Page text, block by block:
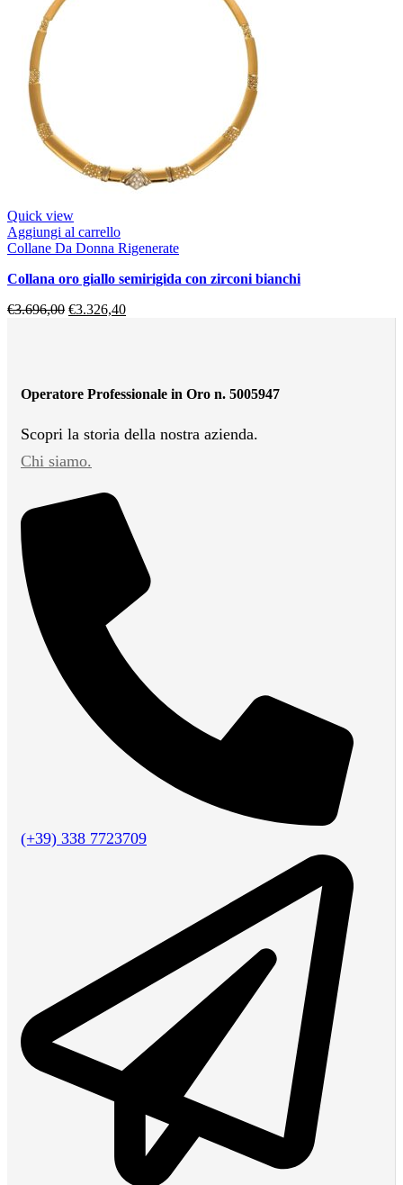
Quick view
Aggiungi al carrello
Collane Da Donna Rigenerate
collana oro giallo semirigida con zirconi bianchi
€3.696,00 €3.326,40
Operatore Professionale in Oro n. 5005947
Scopri la storia della nostra azienda.
Chi siamo.
(+39) 338 7723709